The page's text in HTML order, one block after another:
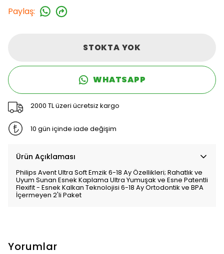
Paylaş:
STOKTA YOK
WHATSAPP
2000 TL üzeri ücretsiz kargo
10 gün içinde iade değişim
Ürün Açıklaması
Philips Avent Ultra Soft Emzik 6-18 Ay Özellikleri; Rahatlık ve
Uyum Sunan Esnek Kaplama Ultra Yumuşak ve Esne Patentli
Flexifit - Esnek Kalkan Teknolojisi 6-18 Ay Ortodontik ve BPA
İçermeyen 2'li Paket
Yorumlar